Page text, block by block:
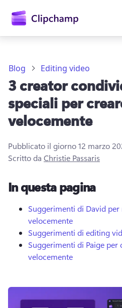
principale
Accedi
Blog Editing video
3 creator
speciali per
velocemente
Pubblicato il giorno12 marzo
Scritto da Christie Passaris
In questa pagina
Suggerimenti di David
velocemente
Suggerimenti di editing
Suggerimenti di Paige per
velocemente